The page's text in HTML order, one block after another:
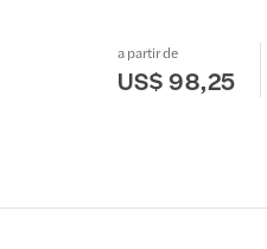
a partir de
US$ 98,25